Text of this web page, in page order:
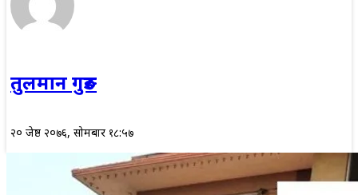
तुलमान गुरुङ
२० जेष्ठ २०७६, सोमबार १८:५७